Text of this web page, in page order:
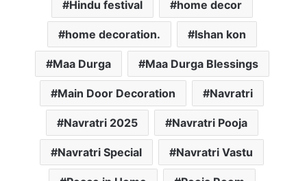
Hindu festival home decor
home decoration. Ishan kon
Maa Durga Maa Durga Blessings
Main Door Decoration Navratri
Navratri 2025 Navratri Pooja
Navratri Special Navratri Vastu